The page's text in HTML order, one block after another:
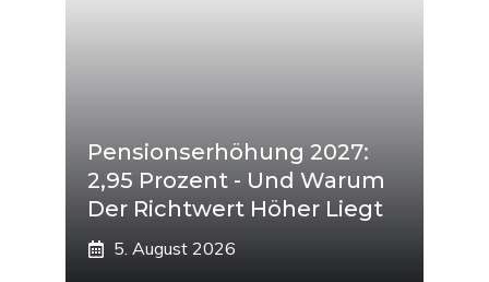
Pensionserhöhung 2027:
2,95 Prozent - Und Warum
Der Richtwert Höher Liegt
5. August 2026